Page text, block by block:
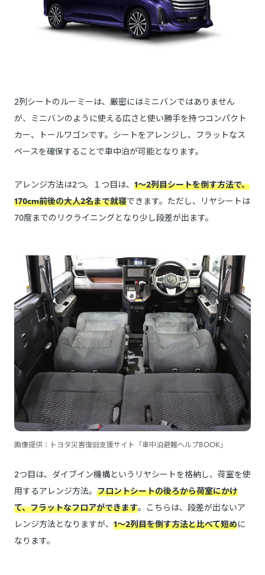
2列シートのルーミーは、厳密にはミニバンではありません
が、ミニバンのように使える広さと使い勝手を持つコンパクト
カー、トールワゴンです。シートをアレンジし、フラットなス
ペースを確保することで車中泊が可能となります。
アレンジ方法は2つ。１つ目は、 1～2列目シートを倒す方法で、
170cm前後の大人2名まで就寝できます。ただし、リヤシートは
70度までのリクライニングとなり少し段差が出ます。
画像提供：トヨタ災害復旧支援サイト「車中泊避難ヘルプBOOK」
2つ目は、ダイブイン機構というリヤシートを格納し、荷室を使
用するアレンジ方法。 フロントシートの後ろから荷室にかけ
て、フラットなフロアができます。こちらは、段差が出ないア
レンジ方法となりますが、 1～2列目を倒す方法と比べて短めに
なります。